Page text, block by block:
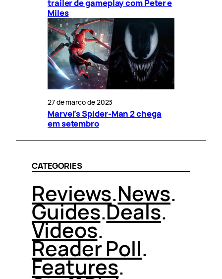
trailer de gameplay com Peter e
Miles
27 de março de 2023
Marvel’s Spider-Man 2 chega
em setembro
CATEGORIES
Reviews.News.
Guides.Deals.
Videos.
Reader Poll.
Features.